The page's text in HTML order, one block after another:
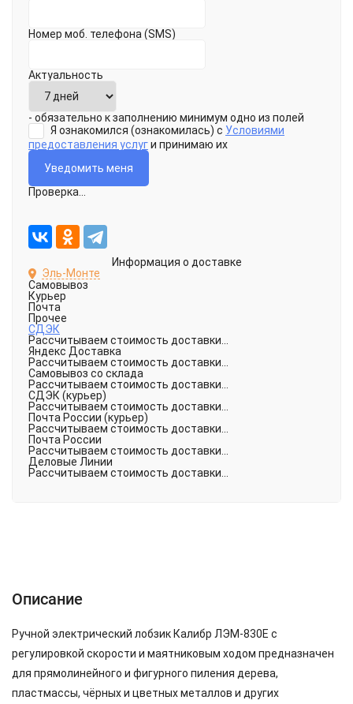
Номер моб. телефона (SMS)
Актуальность
- обязательно к заполнению минимум одно из полей
Я ознакомился (ознакомилась) с Условиями
предоставления услуги принимаю их
Проверка...
Информация о доставке
Эль-Монте
Самовывоз
Курьер
Почта
Прочее
СДЭК
Рассчитываем стоимость доставки...
Яндекс Доставка
Рассчитываем стоимость доставки...
Самовывоз со склада
Рассчитываем стоимость доставки...
СДЭК (курьер)
Рассчитываем стоимость доставки...
Почта России (курьер)
Рассчитываем стоимость доставки...
Почта России
Рассчитываем стоимость доставки...
Деловые Линии
Рассчитываем стоимость доставки...
Описание
Ручной электрический лобзик Калибр ЛЭМ-830Е с
регулировкой скорости и маятниковым ходом предназначен
для прямолинейного и фигурного пиления дерева,
пластмассы, чёрных и цветных металлов и других